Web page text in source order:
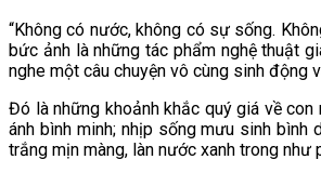
“Không có nước, không có sự sống.
bức ảnh là những tác phẩm nghệ thuật
nghe một câu chuyện vô cùng sinh động
Đó là những khoảnh khắc quý giá về
ánh bình minh; nhịp sống mưu sinh
trắng mịn màng, làn nước xanh trong